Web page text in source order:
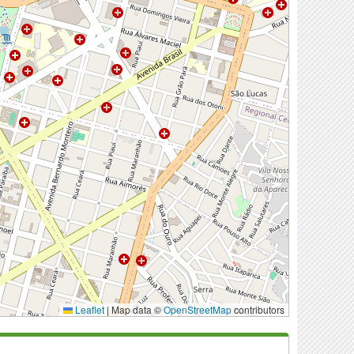
Leaflet| Map data ©OpenStreetMapcontributors